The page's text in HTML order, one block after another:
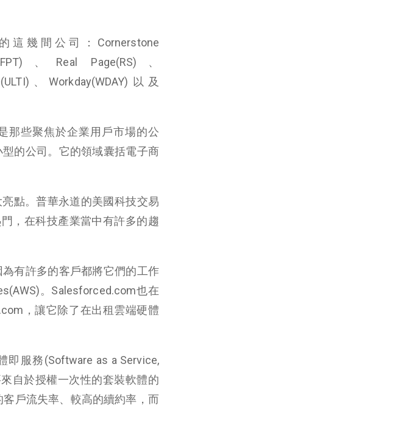
幾間公司：Cornerstone
、Real Page(RS)、
、Workday(WDAY)以及
那些聚焦於企業用戶市場的公
的公司。它的領域囊括電子商
點。普華永道的美國科技交易
，在科技產業當中有許多的趨
有許多的客戶都將它們的工作
。Salesforced.com也在
，讓它除了在出租雲端硬體
服務(Software as a Service,
自於授權一次性的套裝軟體的
戶流失率、較高的續約率，而